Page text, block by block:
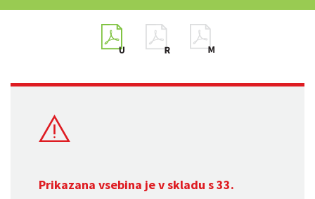
Prikazana vsebina je v skladu s 33.